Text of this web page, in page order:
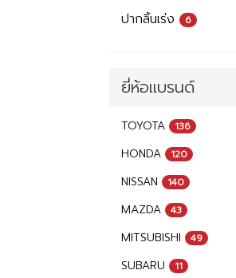
ปากลิ้นเร่ง 6
ยี่ห้อแบรนด์
TOYOTA 136
HONDA 120
NISSAN 140
MAZDA 43
MITSUBISHI 49
SUBARU 11